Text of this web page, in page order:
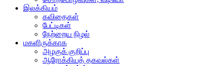
இலக்கியம்
கவிதைகள்
பேட்டிகள்
நேற்றைய நிழல்
மகளிருக்காக
அழகுக் குறிப்பு
ஆரோக்கியத் தகவல்கள்